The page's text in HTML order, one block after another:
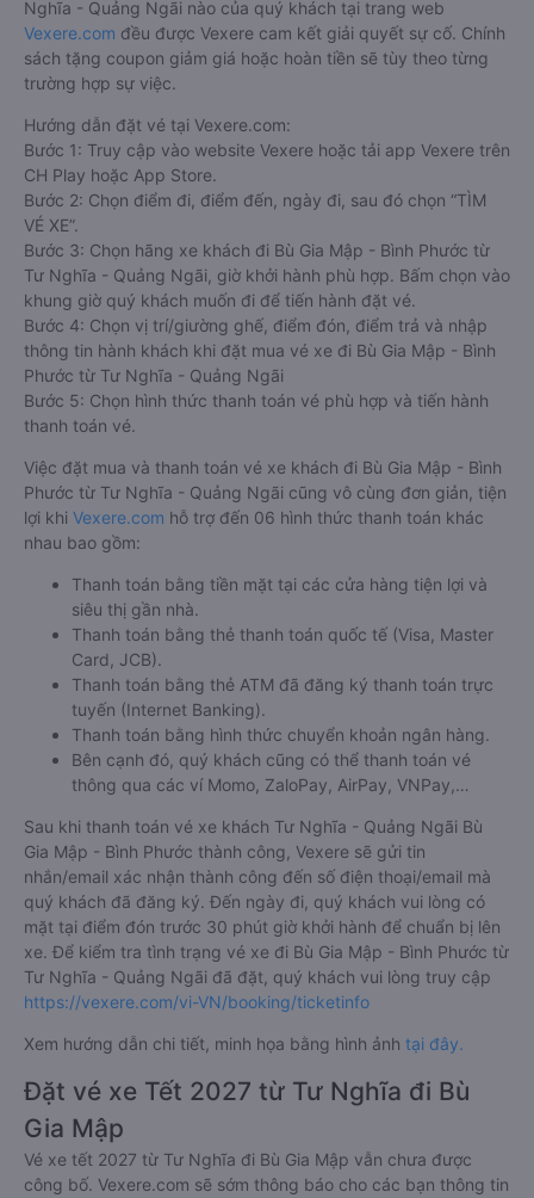
Nghĩa - Quảng Ngãi nào của quý khách tại trang web
Vexere.com đều được Vexere cam kết giải quyết sự cố. Chính
sách tặng coupon giảm giá hoặc hoàn tiền sẽ tùy theo từng
trường hợp sự việc.
Hướng dẫn đặt vé tại Vexere.com:
Bước 1: Truy cập vào website Vexere hoặc tải app Vexere trên
CH Play hoặc App Store.
Bước 2: Chọn điểm đi, điểm đến, ngày đi, sau đó chọn “TÌM
VÉ XE”.
Bước 3: Chọn hãng xe khách đi Bù Gia Mập - Bình Phước từ
Tư Nghĩa - Quảng Ngãi, giờ khởi hành phù hợp. Bấm chọn vào
khung giờ quý khách muốn đi để tiến hành đặt vé.
Bước 4: Chọn vị trí/giường ghế, điểm đón, điểm trả và nhập
thông tin hành khách khi đặt mua vé xe đi Bù Gia Mập - Bình
Phước từ Tư Nghĩa - Quảng Ngãi
Bước 5: Chọn hình thức thanh toán vé phù hợp và tiến hành
thanh toán vé.
Việc đặt mua và thanh toán vé xe khách đi Bù Gia Mập - Bình
Phước từ Tư Nghĩa - Quảng Ngãi cũng vô cùng đơn giản, tiện
lợi khi Vexere.com hỗ trợ đến 06 hình thức thanh toán khác
nhau bao gồm:
Thanh toán bằng tiền mặt tại các cửa hàng tiện lợi và
siêu thị gần nhà.
Thanh toán bằng thẻ thanh toán quốc tế (Visa, Master
Card, JCB).
Thanh toán bằng thẻ ATM đã đăng ký thanh toán trực
tuyến (Internet Banking).
Thanh toán bằng hình thức chuyển khoản ngân hàng.
Bên cạnh đó, quý khách cũng có thể thanh toán vé
thông qua các ví Momo, ZaloPay, AirPay, VNPay,…
Sau khi thanh toán vé xe khách Tư Nghĩa - Quảng Ngãi Bù
Gia Mập - Bình Phước thành công, Vexere sẽ gửi tin
nhắn/email xác nhận thành công đến số điện thoại/email mà
quý khách đã đăng ký. Đến ngày đi, quý khách vui lòng có
mặt tại điểm đón trước 30 phút giờ khởi hành để chuẩn bị lên
xe. Để kiểm tra tình trạng vé xe đi Bù Gia Mập - Bình Phước từ
Tư Nghĩa - Quảng Ngãi đã đặt, quý khách vui lòng truy cập
https://vexere.com/vi-VN/booking/ticketinfo
Xem hướng dẫn chi tiết, minh họa bằng hình ảnh tại đây.
Đặt vé xe Tết 2027 từ Tư Nghĩa đi Bù
Gia Mập
Vé xe tết 2027 từ Tư Nghĩa đi Bù Gia Mập vẫn chưa được
công bố. Vexere.com sẽ sớm thông báo cho các bạn thông tin